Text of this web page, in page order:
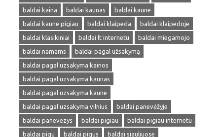
baldai kaina
baldai kaunas
baldai kaune
baldai kaune pigiau
baldai klaipeda
baldai klaipedoje
baldai klasikiniai
baldai lt internetu
baldai miegamojo
baldai namams
baldai pagal užsakymą
baldai pagal uzsakyma kainos
baldai pagal uzsakyma kaunas
baldai pagal uzsakyma kaune
baldai pagal uzsakyma vilnius
baldai panevėžyje
baldai panevezys
baldai pigiau
baldai pigiau internetu
baldai pigu
baldai pigus baldai siauliuose